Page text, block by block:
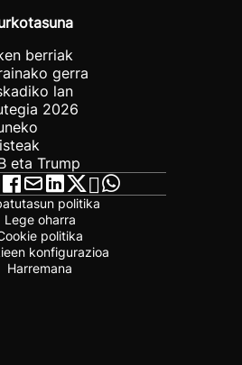
berriak
gerra
lan
2026
eta Trump
politika
Lege oharra
politika
konfigurazioa
Harremana